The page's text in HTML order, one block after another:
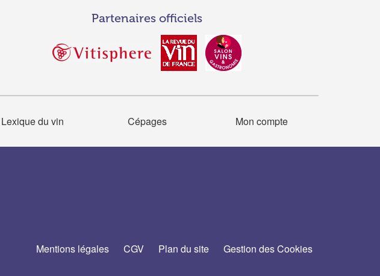
Partenaires officiels
Lexique du vin Cépages Mon compte
Mentions légales CGV Plan du site Gestion des Cookies